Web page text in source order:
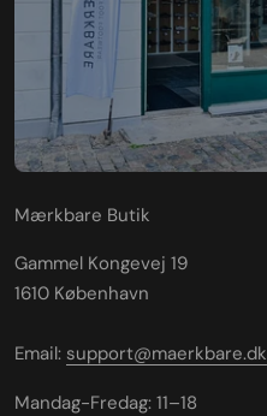
Mærkbare Butik
Gammel Kongevej 19
1610 København
Email: support@maerkbare.dk
Mandag-Fredag: 11–18